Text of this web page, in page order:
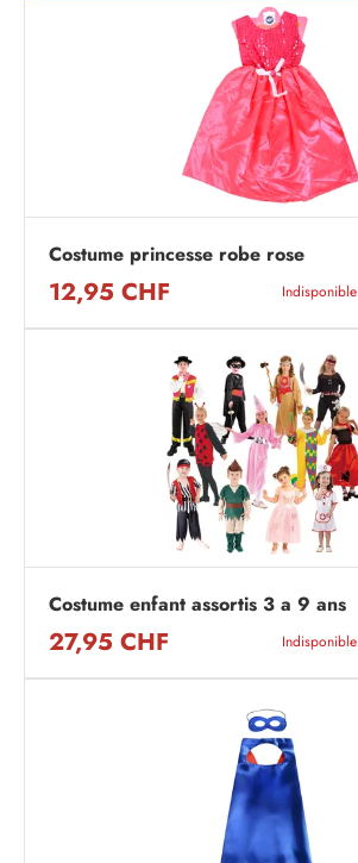
Costume princesse robe rose
12,95 CHF Indisponible
Costume enfant assortis 3 a 9 ans
27,95 CHF Indisponible